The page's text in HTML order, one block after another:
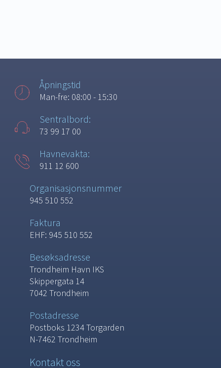
Åpningstid
Man-fre: 08:00 - 15:30
Sentralbord:
73 99 17 00
Havnevakta:
911 12 600
Organisasjonsnummer
945 510 552
Faktura
EHF: 945 510 552
Besøksadresse
Trondheim Havn IKS
Skippergata 14
7042 Trondheim
Postadresse
Postboks 1234 Torgarden
N-7462 Trondheim
Kontakt oss